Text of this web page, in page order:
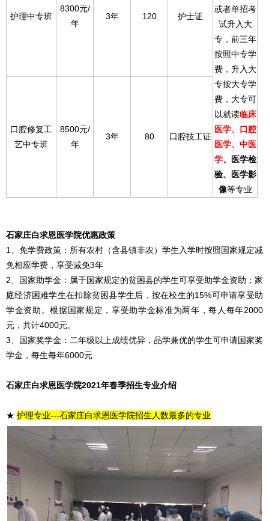
护理中专班
8300元/
年
3年 120 护士证
或者单招考
试升入大
专，前三年
按照中专学
费，升入大
专按大专学
费，大专可
以就读临床
医学、口腔
医学、中医
学、医学检
验、医学影
像等专业
口腔修复工
艺中专班
8500元/
年
3年 80 口腔技工证
石家庄白求恩医学院优惠政策
1、免学费政策：所有农村（含县镇非农）学生入学时按照国家规定减
免相应学费，享受减免3年
2、国家助学金：属于国家规定的贫困县的学生可享受助学金资助；家
庭经济困难学生在扣除贫困县学生后，按在校生的15%可申请享受助
学金资助。根据国家规定，享受助学金标准为两年，每人每年2000
元，共计4000元。
3、国家奖学金：二年级以上成绩优异，品学兼优的学生可申请国家奖
学金，每生每年6000元
石家庄白求恩医学院2021年春季招生专业介绍
★ 护理专业---石家庄白求恩医学院招生人数最多的专业